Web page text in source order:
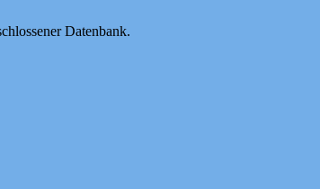
Datenbank.